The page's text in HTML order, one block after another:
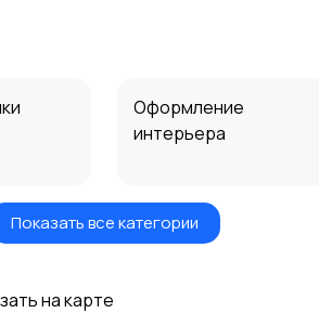
Оформление
интерьера
Показать все категории
на карте